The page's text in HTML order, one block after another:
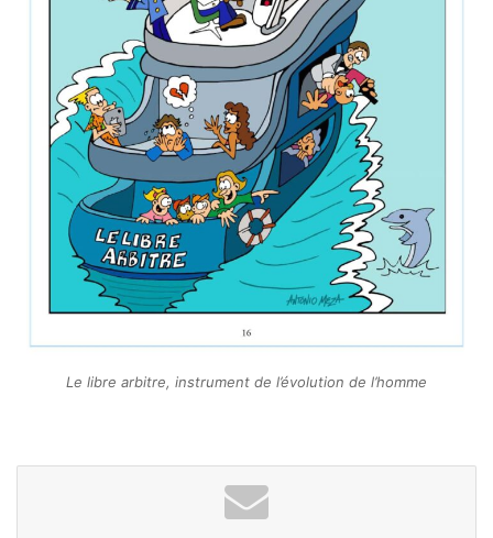
Le libre arbitre, instrument de l’évolution de l’homme